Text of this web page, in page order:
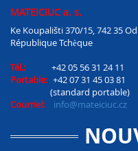
MATEICIUC a. s.
Ke Koupališti 370/15, 742 35
République Tchèque
Tél.:
+42 05 56 31 24 11
Portable: +42 07 31 45 03 81
(standard portable)
Courriel:
info@mateiciuc.cz